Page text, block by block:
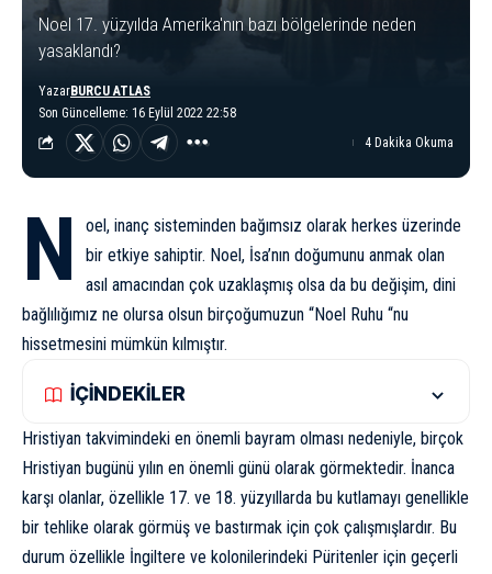
Noel 17. yüzyılda Amerika'nın bazı bölgelerinde neden
yasaklandı?
Son Güncelleme: 16 Eylül 2022 22:58
YazarBURCU ATLAS
4 Dakika Okuma
N
oel, inanç sisteminden bağımsız olarak herkes üzerinde
bir etkiye sahiptir. Noel, İsa’nın doğumunu anmak olan
asıl amacından çok uzaklaşmış olsa da bu değişim, dini
bağlılığımız ne olursa olsun birçoğumuzun “Noel Ruhu “nu
hissetmesini mümkün kılmıştır.
İÇİNDEKİLER
Hristiyan takvimindeki en önemli bayram olması nedeniyle, birçok
Hristiyan bugünü yılın en önemli günü olarak görmektedir. İnanca
karşı olanlar, özellikle 17. ve 18. yüzyıllarda bu kutlamayı genellikle
bir tehlike olarak görmüş ve bastırmak için çok çalışmışlardır. Bu
durum özellikle İngiltere ve kolonilerindeki Püritenler için geçerli